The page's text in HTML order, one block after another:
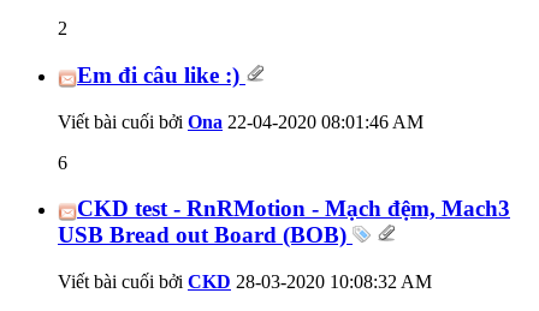
2
Em đi câu like :)
Viết bài cuối bởi Ona 22-04-2020 08:01:46 AM
6
CKD test - RnRMotion - Mạch đệm, Mach3
USB Bread out Board (BOB)
Viết bài cuối bởi CKD 28-03-2020 10:08:32 AM